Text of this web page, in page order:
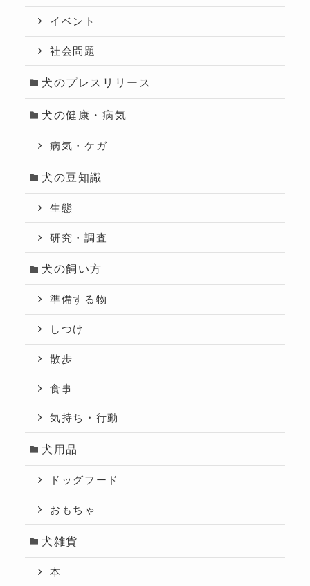
イベント
社会問題
犬のプレスリリース
犬の健康・病気
病気・ケガ
犬の豆知識
生態
研究・調査
犬の飼い方
準備する物
しつけ
散歩
食事
気持ち・行動
犬用品
ドッグフード
おもちゃ
犬雑貨
本